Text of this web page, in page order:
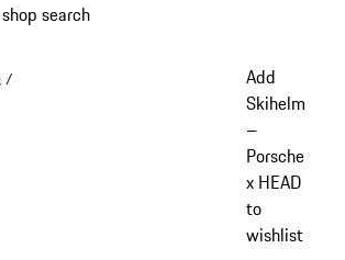
search
/
Add
Skihelm
–
Porsche
x HEAD
to
wishlist